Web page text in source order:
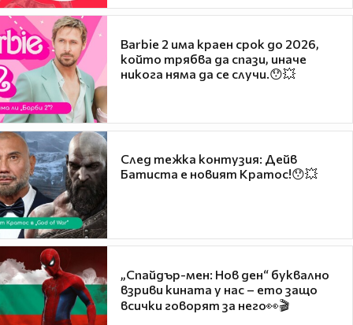
Barbie 2 има краен срок до 2026,
който трябва да спази, иначе
никога няма да се случи.😯💥
След тежка контузия: Дейв
Батиста е новият Кратос!😯💥
„Спайдър-мен: Нов ден“ буквално
взриви кината у нас – ето защо
всички говорят за него👀🎬